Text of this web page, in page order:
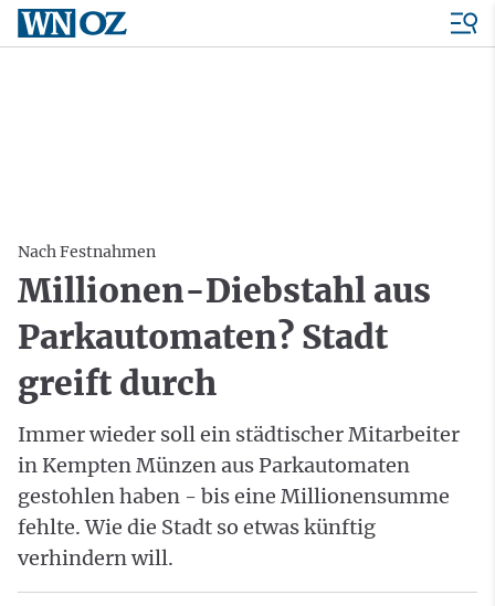
Nach Festnahmen
Millionen-Diebstahl aus
Parkautomaten? Stadt
greift durch
Immer wieder soll ein städtischer Mitarbeiter
in Kempten Münzen aus Parkautomaten
gestohlen haben - bis eine Millionensumme
fehlte. Wie die Stadt so etwas künftig
verhindern will.